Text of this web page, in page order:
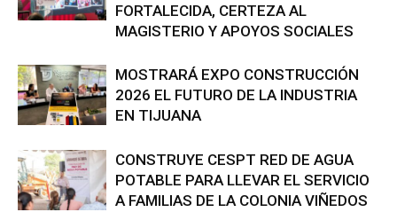
FORTALECIDA, CERTEZA AL
MAGISTERIO Y APOYOS SOCIALES
MOSTRARÁ EXPO CONSTRUCCIÓN
2026 EL FUTURO DE LA INDUSTRIA
EN TIJUANA
CONSTRUYE CESPT RED DE AGUA
POTABLE PARA LLEVAR EL SERVICIO
A FAMILIAS DE LA COLONIA VIÑEDOS